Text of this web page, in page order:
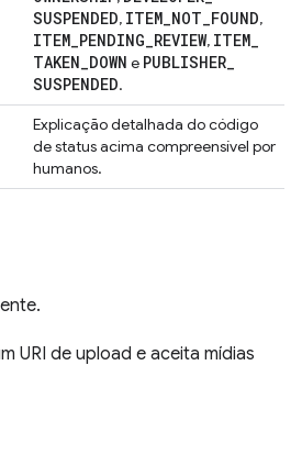
SUSPENDED, ITEM_NOT_FOUND,
ITEM_PENDING_REVIEW, ITEM_
TAKEN_DOWN e PUBLISHER_
SUSPENDED.
Explicação detalhada do código
de status acima compreensível por
humanos.
URI de upload e aceita mídias